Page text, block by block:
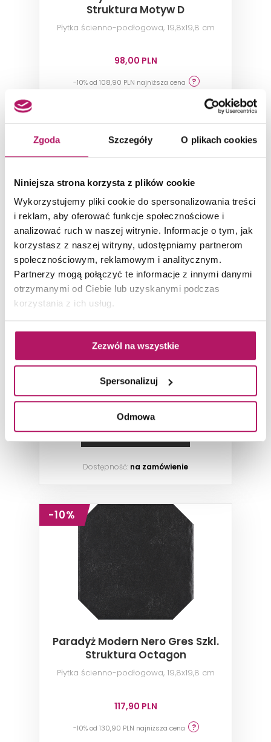
Zgoda Szczegóły O plikach cookies
Niniejsza strona korzysta z plików cookie
Wykorzystujemy pliki cookie do spersonalizowania treści
i reklam, aby oferować funkcje społecznościowe i
analizować ruch w naszej witrynie. Informacje o tym, jak
korzystasz z naszej witryny, udostępniamy partnerom
społecznościowym, reklamowym i analitycznym.
Partnerzy mogą połączyć te informacje z innymi danymi
otrzymanymi od Ciebie lub uzyskanymi podczas
korzystania z ich usług.
Zezwól na wszystkie
Spersonalizuj
Odmowa
Struktura Motyw D
Płytka ścienno-podłogowa, 19,8x19,8 cm
98,00 PLN
-10% od 108,90 PLN najniższa cena
Dostępność:na zamówienie
Paradyż Modern Gres Szkl.
Struktura Motyw F
Płytka ścienno-podłogowa, 19,8x19,8 cm
98,00 PLN
-10% od 108,90 PLN najniższa cena
ZOBACZ PRODUKT
Dostępność: na zamówienie
-10%
Paradyż Modern Nero Gres Szkl.
Struktura Octagon
Płytka ścienno-podłogowa, 19,8x19,8 cm
117,90 PLN
-10% od 130,90 PLN najniższa cena